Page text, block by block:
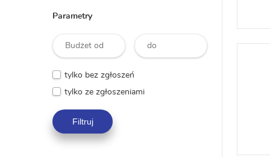
Parametry
tylko bez zgłoszeń
tylko ze zgłoszeniami
Filtruj